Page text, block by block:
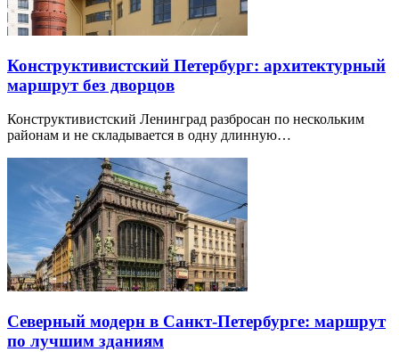
Конструктивистский Петербург: архитектурный
маршрут без дворцов
Конструктивистский Ленинград разбросан по нескольким
районам и не складывается в одну длинную…
Северный модерн в Санкт-Петербурге: маршрут
по лучшим зданиям